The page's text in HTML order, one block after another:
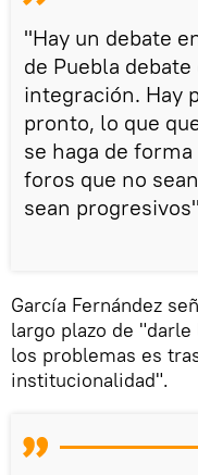
"Hay un debate
de Puebla
integración. Hay
pronto, lo que
se haga de
foros que no
sean
García Fernández
largo plazo de
los problemas es
institucionalidad".